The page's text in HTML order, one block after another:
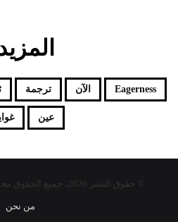
Eagerness الآن ترجمة
عين
© حقوق النشر 2026، جميع الحقوق محفوظة مجلة البعيد الإلكترونية
من نحن